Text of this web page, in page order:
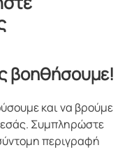
βοηθήσουμε!
και να βρούμε
εσάς. Συμπληρώστε
περιγραφή